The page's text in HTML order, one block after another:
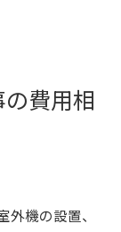
費用相
機の設置、